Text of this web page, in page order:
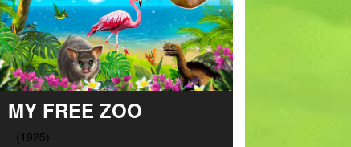
MY FREE ZOO